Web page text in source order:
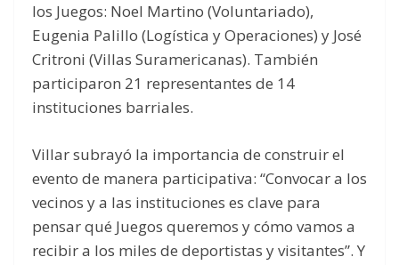
los Juegos: Noel Martino (Voluntariado),
Eugenia Palillo (Logística y Operaciones) y José
Critroni (Villas Suramericanas). También
participaron 21 representantes de 14
instituciones barriales.
Villar subrayó la importancia de construir el
evento de manera participativa: “Convocar a los
vecinos y a las instituciones es clave para
pensar qué Juegos queremos y cómo vamos a
recibir a los miles de deportistas y visitantes”. Y